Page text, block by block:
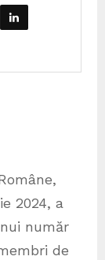
2024, a
număr
de